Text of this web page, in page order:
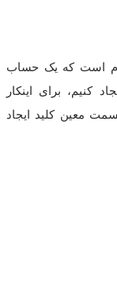
است که یک حساب
کنیم، برای اینکار
معین کلید ایجاد